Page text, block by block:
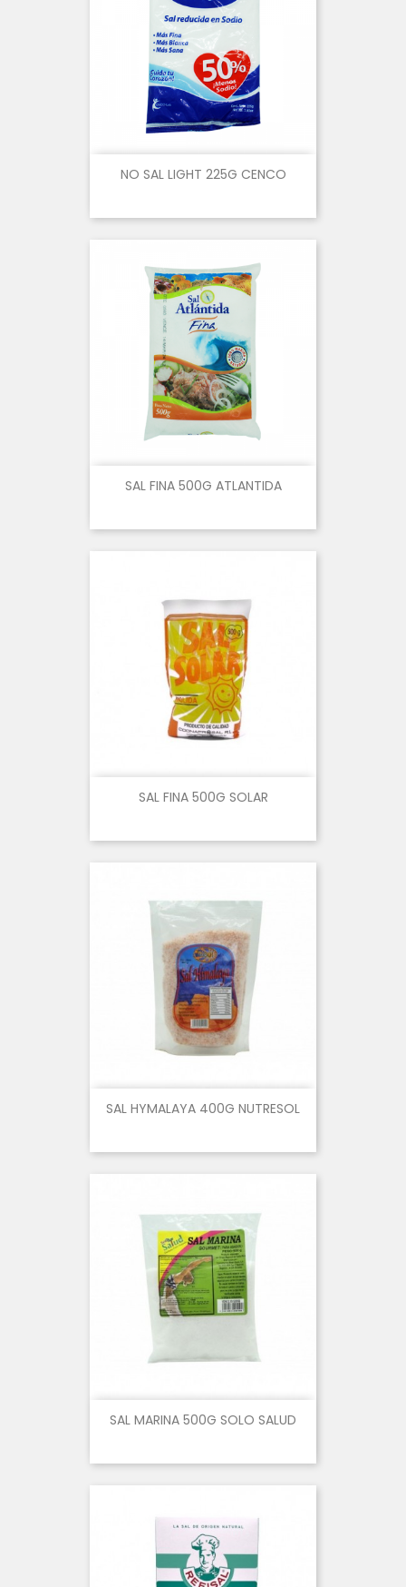
NO SAL LIGHT 225G CENCO
SAL FINA 500G ATLANTIDA
SAL FINA 500G SOLAR
SAL HYMALAYA 400G NUTRESOL
SAL MARINA 500G SOLO SALUD